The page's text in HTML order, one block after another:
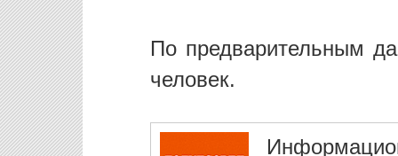
По предварительным
человек.